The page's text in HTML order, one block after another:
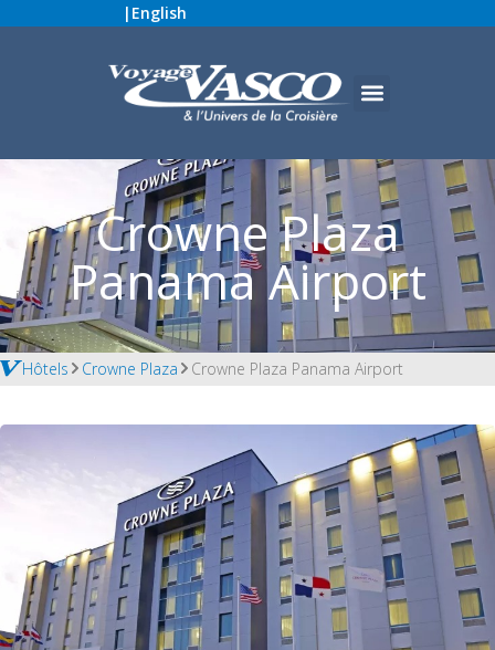
| English
Crowne Plaza
Panama Airport
Hôtels Crowne Plaza Crowne Plaza Panama Airport